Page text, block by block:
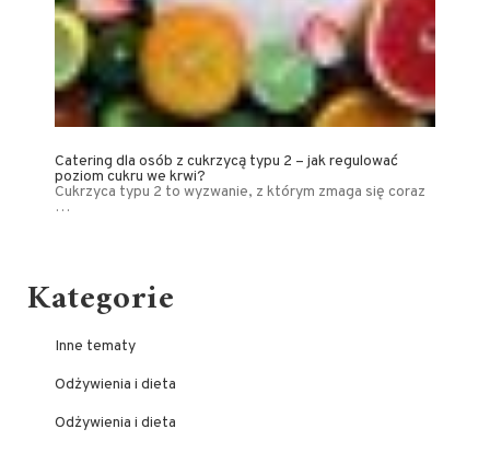
Catering dla osób z cukrzycą typu 2 – jak regulować
poziom cukru we krwi?
Cukrzyca typu 2 to wyzwanie, z którym zmaga się coraz
…
Kategorie
Inne tematy
Odżywienia i dieta
Odżywienia i dieta